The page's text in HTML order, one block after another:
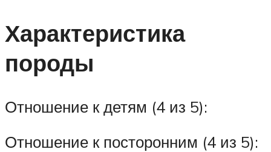
Характеристика
породы
Отношение к детям (4 из 5):
Отношение к посторонним (4 из 5):